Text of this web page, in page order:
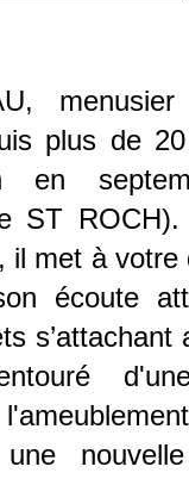
plus de
en
ST
il met à votre
écoute
s’attachant
une